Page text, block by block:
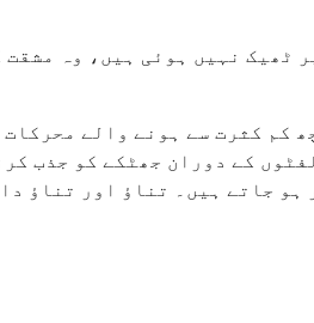
ٹھیک نہیں ہوئی ہیں، وہ
کم کثرت سے ہونے والے
کے دوران جھٹکے کو جذب
ہو جاتے ہیں۔ تناؤ اور تناؤ